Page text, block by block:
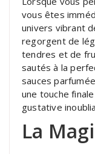
vous êtes
univers vibrant
regorgent de
tendres et de
sautés à la
sauces
une touche
gustative
La